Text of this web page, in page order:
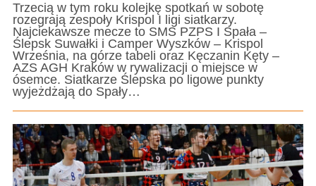
Trzecią w tym roku kolejkę spotkań w sobotę
rozegrają zespoły Krispol I ligi siatkarzy.
Najciekawsze mecze to SMS PZPS I Spała –
Ślepsk Suwałki i Camper Wyszków – Krispol
Września, na górze tabeli oraz Kęczanin Kęty –
AZS AGH Kraków w rywalizacji o miejsce w
ósemce. Siatkarze Ślepska po ligowe punkty
wyjeżdżają do Spały…